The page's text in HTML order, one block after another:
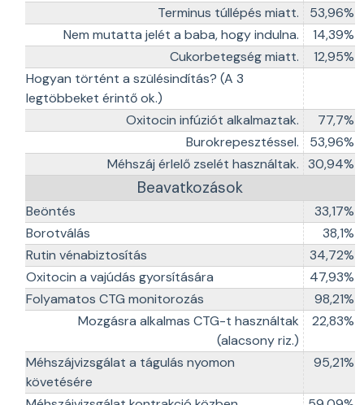
Terminus túllépés miatt.
53,96%
Nem mutatta jelét a baba, hogy indulna.
14,39%
Cukorbetegség miatt.
12,95%
Hogyan történt a szülésindítás? (A 3
legtöbbeket érintő ok.)
Oxitocin infúziót alkalmaztak.
77,7%
Burokrepesztéssel.
53,96%
Méhszáj érlelő zselét használtak. 30,94%
Beavatkozások
Beöntés
33,17%
Borotválás
38,1%
Rutin vénabiztosítás
34,72%
Oxitocin a vajúdás gyorsítására
47,93%
Folyamatos CTG monitorozás
98,21%
Mozgásra alkalmas CTG-t használtak
(alacsony riz.)
22,83%
Méhszájvizsgálat a tágulás nyomon
követésére
95,21%